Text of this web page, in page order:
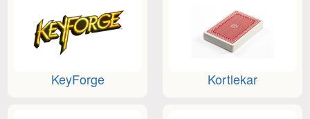
KeyForge Kortlekar